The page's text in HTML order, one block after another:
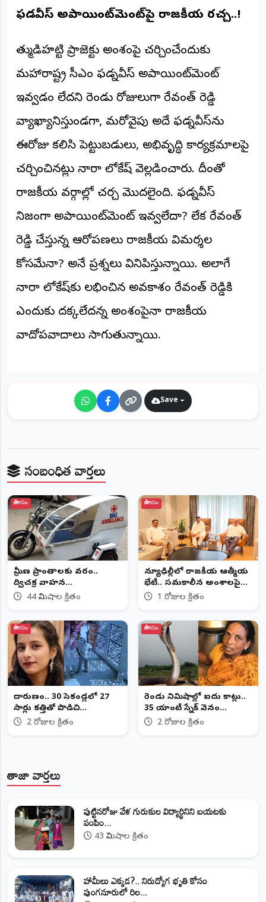
జాతీయం
అంతర్జాతీయం
ఆర్టీఐ
డెస్క్
DESK)
మా
రిపోర్టర్లు
చేరండి
లాగిన్
(Login)
ఫడ్నవీస్ అపాయింట్‌మెంట్‌పై రాజకీయ రచ్చ..!
తుమ్మిడిహట్టి ప్రాజెక్టు అంశంపై చర్చించేందుకు
మహారాష్ట్ర సీఎం ఫడ్నవీస్ అపాయింట్‌మెంట్
ఇవ్వడం లేదని రెండు రోజులుగా రేవంత్ రెడ్డి
వ్యాఖ్యానిస్తుండగా, మరోవైపు అదే ఫడ్నవీస్‌ను
ఈరోజు కలిసి పెట్టుబడులు, అభివృద్ధి కార్యక్రమాలపై
చర్చించినట్లు నారా లోకేష్ వెల్లడించారు. దీంతో
రాజకీయ వర్గాల్లో చర్చ మొదలైంది. ఫడ్నవీస్
నిజంగా అపాయింట్‌మెంట్ ఇవ్వలేదా? లేక రేవంత్
రెడ్డి చేస్తున్న ఆరోపణలు రాజకీయ విమర్శల
కోసమేనా? అనే ప్రశ్నలు వినిపిస్తున్నాయి. అలాగే
నారా లోకేష్‌కు లభించిన అవకాశం రేవంత్ రెడ్డికి
ఎందుకు దక్కలేదన్న అంశంపైనా రాజకీయ
వాదోపవాదాలు సాగుతున్నాయి.
Save
సంబంధిత వార్తలు
జాతీయం
గ్రామీణ ప్రాంతాలకు వరం..
ద్విచక్ర వాహన
అంబులెన్సులకు కేంద్రం గ్రీన్
44 నిమిషాల క్రితం
జాతీయం
న్యూఢిల్లీలో రాజకీయ ఆత్మీయ
భేటీ.. సమకాలీన అంశాలపై
చర్చ1 రోజుల క్రితం
జాతీయం
దారుణం.. 30 సెకండ్లలో 27
సార్లు కత్తితో పొడిచి
ఉపాధ్యాయురాలి హత్య
2 రోజుల క్రితం
జాతీయం
రెండు నిమిషాల్లో ఐదు కాట్లు..
35 యాంటీ స్నేక్ వెనం
ఇంజెక్షన్లతో మహిళకు
2 రోజుల క్రితం
తాజా వార్తలు
పుట్టినరోజు వేళ గురుకుల విద్యార్థినిని బయటకు
పంపిం...
43 నిమిషాల క్రితం
హామీలు ఎక్కడ?.. నిరుద్యోగ భృతి కోసం
పుంగనూరులో రిల...